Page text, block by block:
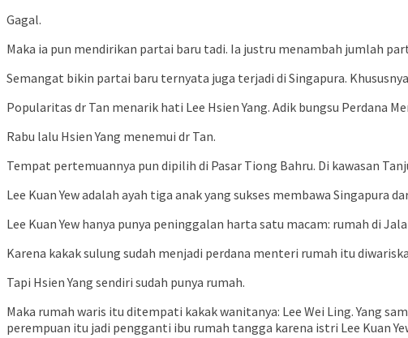
Gagal.
Maka ia pun mendirikan partai baru tadi. Ia justru menambah jumlah
Semangat bikin partai baru ternyata juga terjadi di Singapura.
Popularitas dr Tan menarik hati Lee Hsien Yang. Adik bungsu Perdana
Rabu lalu Hsien Yang menemui dr Tan.
Tempat pertemuannya pun dipilih di Pasar Tiong Bahru. Di kawasan
Lee Kuan Yew adalah ayah tiga anak yang sukses membawa Singapura
Lee Kuan Yew hanya punya peninggalan harta satu macam: rumah di
Karena kakak sulung sudah menjadi perdana menteri rumah itu
Tapi Hsien Yang sendiri sudah punya rumah.
Maka rumah waris itu ditempati kakak wanitanya: Lee Wei Ling. Yang
perempuan itu jadi pengganti ibu rumah tangga karena istri Lee Kuan